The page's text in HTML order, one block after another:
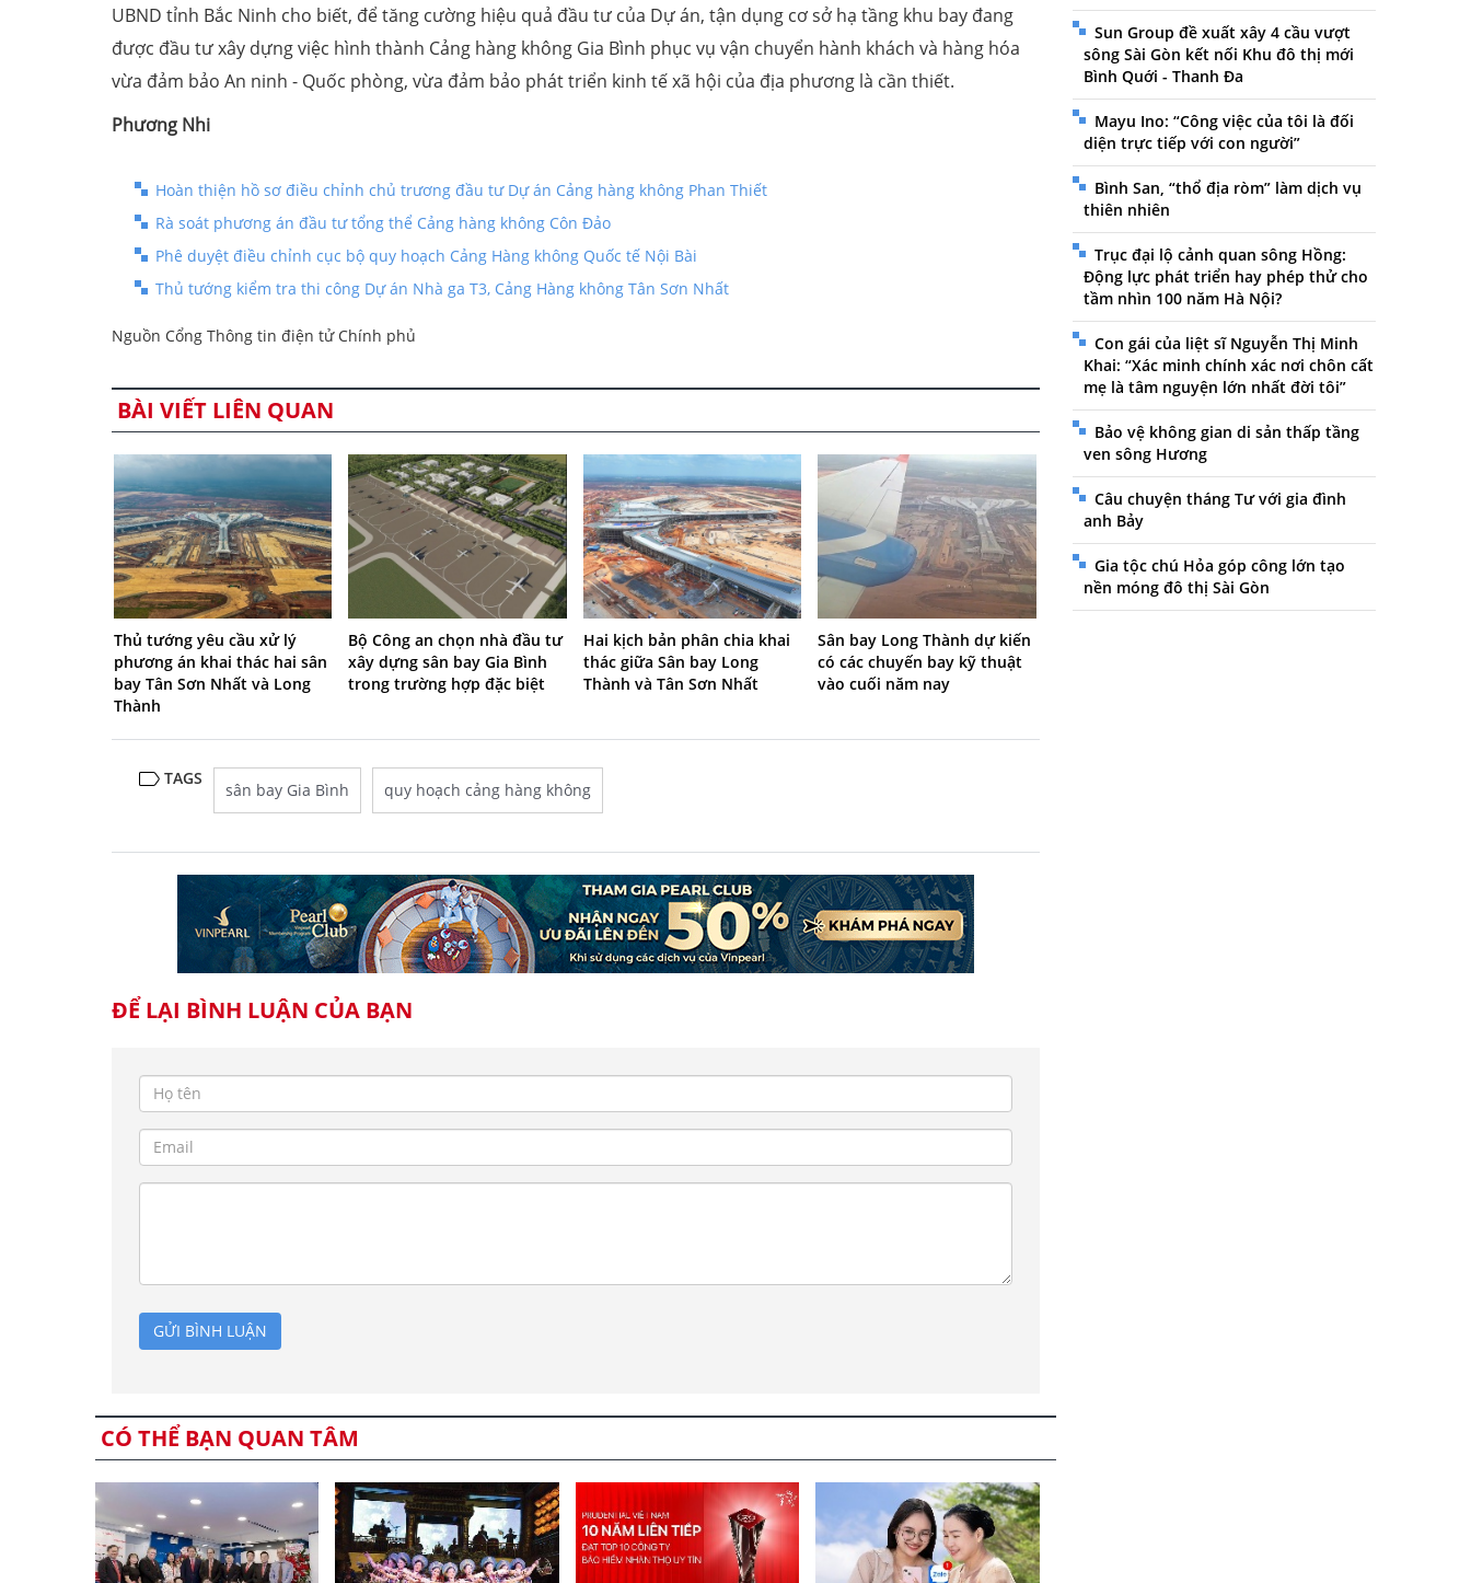
UBND tỉnh Bắc Ninh cho biết, để tăng cường hiệu quả đầu tư của Dự án, tận dụng cơ sở hạ tầng khu bay đang
được đầu tư xây dựng việc hình thành Cảng hàng không Gia Bình phục vụ vận chuyển hành khách và hàng hóa
vừa đảm bảo An ninh - Quốc phòng, vừa đảm bảo phát triển kinh tế xã hội của địa phương là cần thiết.
Phương Nhi
Hoàn thiện hồ sơ điều chỉnh chủ trương đầu tư Dự án Cảng hàng không Phan Thiết
Rà soát phương án đầu tư tổng thể Cảng hàng không Côn Đảo
Phê duyệt điều chỉnh cục bộ quy hoạch Cảng Hàng không Quốc tế Nội Bài
Thủ tướng kiểm tra thi công Dự án Nhà ga T3, Cảng Hàng không Tân Sơn Nhất
Nguồn Cổng Thông tin điện tử Chính phủ
BÀI VIẾT LIÊN QUAN
Thủ tướng yêu cầu xử lý
phương án khai thác hai sân
bay Tân Sơn Nhất và Long
Thành
Bộ Công an chọn nhà đầu tư
xây dựng sân bay Gia Bình
trong trường hợp đặc biệt
Hai kịch bản phân chia khai
thác giữa Sân bay Long
Thành và Tân Sơn Nhất
Sân bay Long Thành dự kiến
có các chuyến bay kỹ thuật
vào cuối năm nay
TAGS
sân bay Gia Bình quy hoạch cảng hàng không
ĐỂ LẠI BÌNH LUẬN CỦA BẠN
GỬI BÌNH LUẬN
CÓ THỂ BẠN QUAN TÂM
Sun Group đề xuất xây 4 cầu vượt
sông Sài Gòn kết nối Khu đô thị mới
Bình Quới - Thanh Đa
Mayu Ino: “Công việc của tôi là đối
diện trực tiếp với con người”
Bình San, “thổ địa ròm” làm dịch vụ
thiên nhiên
Trục đại lộ cảnh quan sông Hồng:
Động lực phát triển hay phép thử cho
tầm nhìn 100 năm Hà Nội?
Con gái của liệt sĩ Nguyễn Thị Minh
Khai: “Xác minh chính xác nơi chôn cất
mẹ là tâm nguyện lớn nhất đời tôi”
Bảo vệ không gian di sản thấp tầng
ven sông Hương
Câu chuyện tháng Tư với gia đình
anh Bảy
Gia tộc chú Hỏa góp công lớn tạo
nền móng đô thị Sài Gòn